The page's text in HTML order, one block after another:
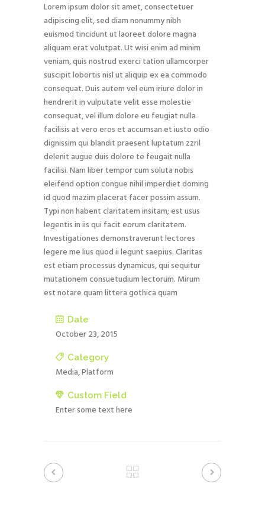
Lorem ipsum dolor sit amet, consectetuer
adipiscing elit, sed diam nonummy nibh
euismod tincidunt ut laoreet dolore magna
aliquam erat volutpat. Ut wisi enim ad minim
veniam, quis nostrud exerci tation ullamcorper
suscipit lobortis nisl ut aliquip ex ea commodo
consequat. Duis autem vel eum iriure dolor in
hendrerit in vulputate velit esse molestie
consequat, vel illum dolore eu feugiat nulla
facilisis at vero eros et accumsan et iusto odio
dignissim qui blandit praesent luptatum zzril
delenit augue duis dolore te feugait nulla
facilisi. Nam liber tempor cum soluta nobis
eleifend option congue nihil imperdiet doming
id quod mazim placerat facer possim assum.
Typi non habent claritatem insitam; est usus
legentis in iis qui facit eorum claritatem.
Investigationes demonstraverunt lectores
legere me lius quod ii legunt saepius. Claritas
est etiam processus dynamicus, qui sequitur
mutationem consuetudium lectorum. Mirum
est notare quam littera gothica quam
Date
October 23, 2015
Category
Media, Platform
Custom Field
Enter some text here